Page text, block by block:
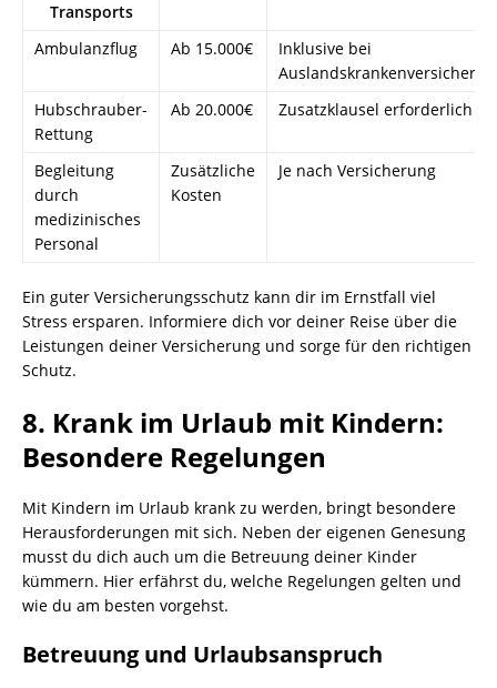
Transports
Ambulanzflug Ab 15.000€
Inklusive bei
Hubschrauber-
Rettung
Ab 20.000€ Zusatzklausel erforderlich
Begleitung
durch
medizinisches
Personal
Zusätzliche
Kosten
Je nach Versicherung
Ein guter Versicherungsschutz kann dir im Ernstfall viel
Stress ersparen. Informiere dich vor deiner Reise über die
Leistungen deiner Versicherung und sorge für den richtigen
Schutz.
8. Krank im Urlaub mit Kindern:
Besondere Regelungen
Mit Kindern im Urlaub krank zu werden, bringt besondere
Herausforderungen mit sich. Neben der eigenen Genesung
musst du dich auch um die Betreuung deiner Kinder
kümmern. Hier erfährst du, welche Regelungen gelten und
wie du am besten vorgehst.
Betreuung und Urlaubsanspruch